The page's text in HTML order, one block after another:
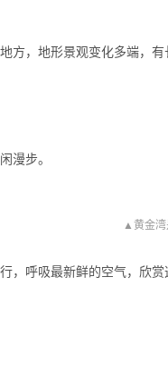
方，地形景观变化多端，
漫步。
▲黄金湾
，呼吸最新鲜的空气，欣赏